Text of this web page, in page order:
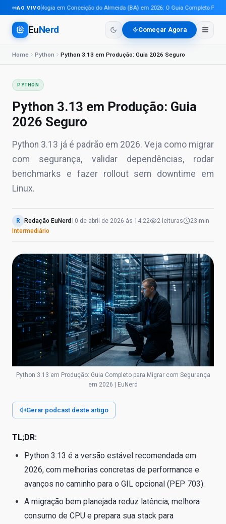
AO VIVO
Tecnologia em Conceição do Almeida (BA) em 2026: O Guia Completo Para
EuNerd Começar Agora
Home Python Python 3.13 em Produção: Guia 2026 Seguro
PYTHON
Python 3.13 em Produção: Guia
2026 Seguro
Python 3.13 já é padrão em 2026. Veja como migrar
com segurança, validar dependências, rodar
benchmarks e fazer rollout sem downtime em
Linux.
R Redação EuNerd 10 de abril de 2026 às 14:22 2 leituras
23 min
Intermediário
Python 3.13 em Produção: Guia Completo para Migrar com Segurança
em 2026 | EuNerd
Gerar podcast deste artigo
TL;DR:
Python 3.13 é a versão estável recomendada em
2026, com melhorias concretas de performance e
avanços no caminho para o GIL opcional (PEP 703).
A migração bem planejada reduz latência, melhora
consumo de CPU e prepara sua stack para